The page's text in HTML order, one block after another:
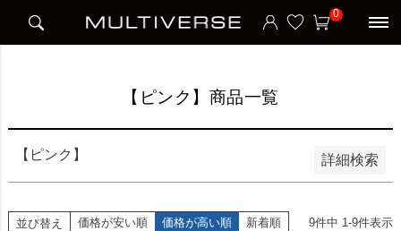
0
【ピンク】商品一覧
【ピンク】 詳細検索
並び順
新着順
並び替え 価格が安い順 価格が高い順 新着順 9件中 1-9件表示